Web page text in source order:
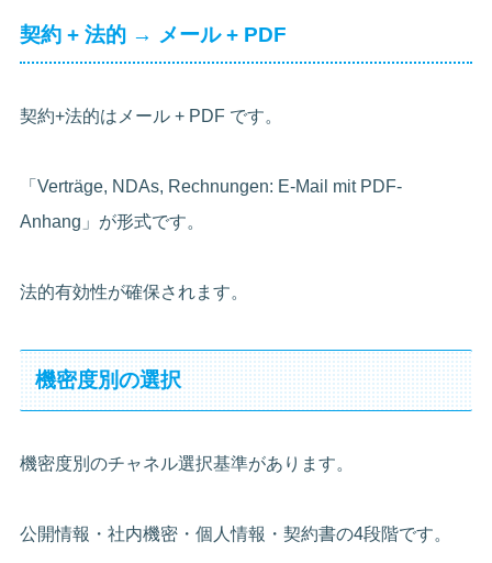
契約 + 法的 → メール + PDF
契約+法的はメール + PDF です。
「Verträge, NDAs, Rechnungen: E-Mail mit PDF-
Anhang」が形式です。
法的有効性が確保されます。
機密度別の選択
機密度別のチャネル選択基準があります。
公開情報・社内機密・個人情報・契約書の4段階です。